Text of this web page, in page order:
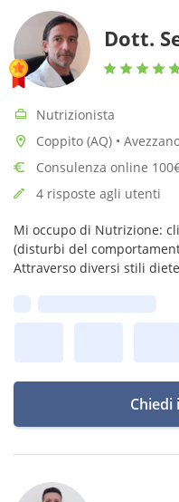
Dott.
Nutrizionista
Coppito (AQ) •
Consulenza online
4 risposte agli utenti
Mi occupo di Nutrizione:
(disturbi del
Attraverso diversi stili